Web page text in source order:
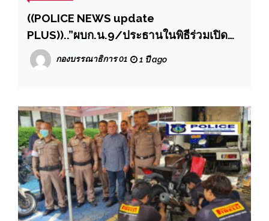
((POLICE NEWS update
PLUS))..”ผบก.น.9/ประธานในพิธีร่วมเปิด
โครงการอบรม CPR “เราทำความดีด้วย
หัวใจ”
กองบรรณาธิการ 01 1 ปี ago